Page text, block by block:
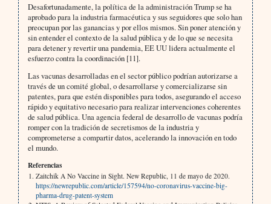
Desafortunadamente, la política de la administración Trump se ha
aprobado para la industria farmacéutica y sus seguidores que solo han
preocupan por las ganancias y por ellos mismos. Sin poner atención y
sin entender el contexto de la salud pública y de lo que se necesita
para detener y revertir una pandemia, EE UU lidera actualmente el
esfuerzo contra la coordinación [11].
Las vacunas desarrolladas en el sector público podrían autorizarse a
través de un comité global, o desarrollarse y comercializarse sin
patentes, para que estén disponibles para todos, asegurando el acceso
rápido y equitativo necesario para realizar intervenciones coherentes
de salud pública. Una agencia federal de desarrollo de vacunas podría
romper con la tradición de secretismos de la industria y
comprometerse a compartir datos, acelerando la innovación en todo
el mundo.
Referencias
Zaitchik A No Vaccine in Sight. New Republic, 11 de mayo de 2020.
https://newrepublic.com/article/157594/no-coronavirus-vaccine-big-
pharma-drug-patent-system